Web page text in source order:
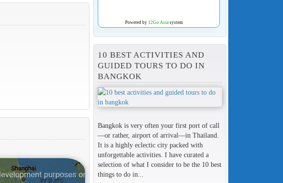
Powered by 12Go Asiasystem
10 BEST ACTIVITIES AND
GUIDED TOURS TO DO IN
BANGKOK
Bangkok is very often your first port of call
—or rather, airport of arrival—in Thailand.
It is a highly eclectic city packed with
unforgettable activities. I have curated a
selection of what I consider to be the 10 best
things to do in...